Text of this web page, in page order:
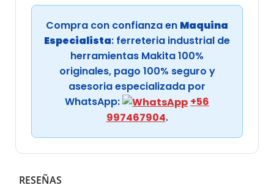
Compra con confianza en Maquina
Especialista: ferreteria industrial de
herramientas Makita 100%
originales, pago 100% seguro y
asesoria especializada por
WhatsApp:
+56
997467904.
RESEÑAS